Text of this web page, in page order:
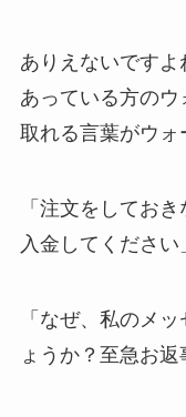
ありえないです
あっている方の
取れる言葉がウォ
「注文をしてお
入金してください
「なぜ、私のメ
ょうか？至急お返